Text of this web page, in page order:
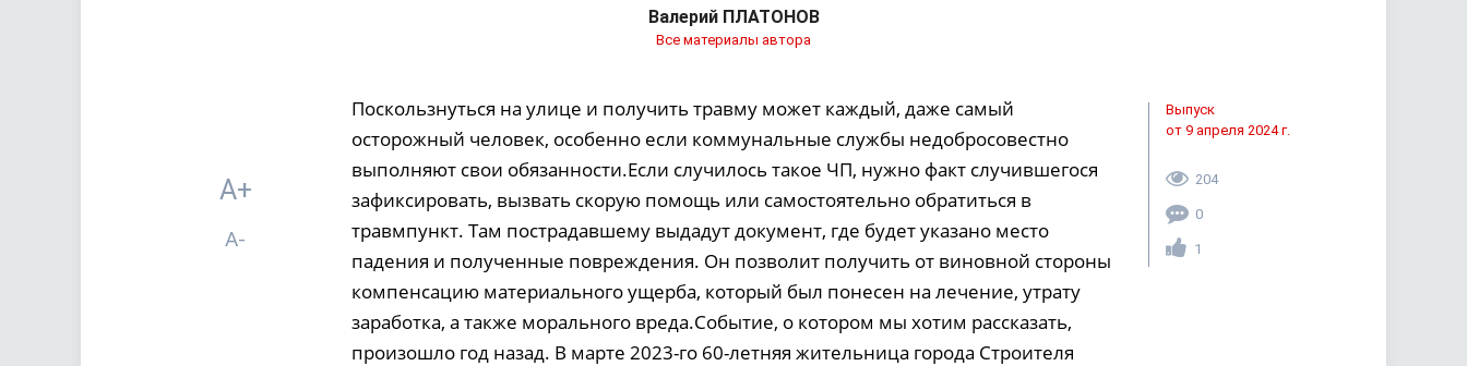
Валерий ПЛАТОНОВ
Все материалы автора
A+
A-
Поскользнуться на улице и получить травму может каждый, даже самый
осторожный человек, особенно если коммунальные службы недобросовестно
выполняют свои обязанности.Если случилось такое ЧП, нужно факт случившегося
зафиксировать, вызвать скорую помощь или самостоятельно обратиться в
травмпункт. Там пострадавшему выдадут документ, где будет указано место
падения и полученные повреждения. Он позволит получить от виновной стороны
компенсацию материального ущерба, который был понесен на лечение, утрату
заработка, а также морального вреда.Событие, о котором мы хотим рассказать,
произошло год назад. В марте 2023-го 60-летняя жительница города Строителя
Выпуск
от 9 апреля 2024 г.
204
0
1